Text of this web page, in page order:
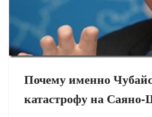
Почему именно
катастрофу на